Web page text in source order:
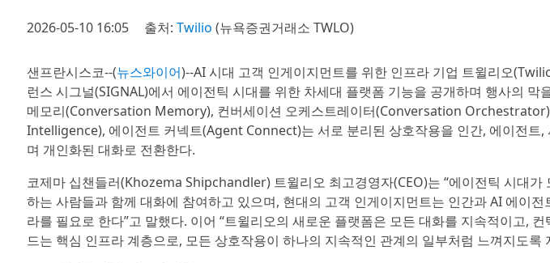
2026-05-10 16:05 출처: Twilio (뉴욕증권거래소 TWLO)
샌프란시스코--(뉴스와이어)--AI 시대 고객 인게이지먼트를 위한 인프라 기업 트윌리오
런스 시그널(SIGNAL)에서 에이전틱 시대를 위한 차세대 플랫폼 기능을 공개하며 행사의 막
메모리(Conversation Memory), 컨버세이션 오케스트레이터(Conversation
Intelligence), 에이전트 커넥트(Agent Connect)는 서로 분리된 상호작용을 인간, 에이전트,
며 개인화된 대화로 전환한다.
코제마 십챈들러(Khozema Shipchandler) 트윌리오 최고경영자(CEO)는 “에이전틱 시대가
하는 사람들과 함께 대화에 참여하고 있으며, 현대의 고객 인게이지먼트는 인간과 AI 에이
라를 필요로 한다”고 말했다. 이어 “트윌리오의 새로운 플랫폼은 모든 대화를 지속적이고,
드는 핵심 인프라 계층으로, 모든 상호작용이 하나의 지속적인 관계의 일부처럼 느껴지도록